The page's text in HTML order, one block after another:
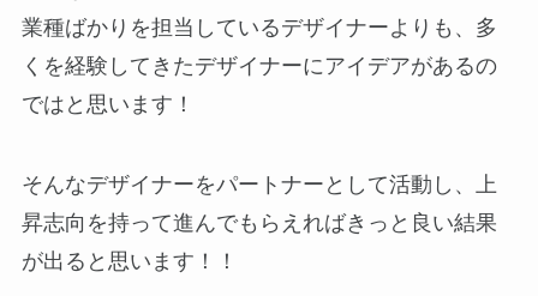
業種ばかりを担当しているデザイナーよりも、多
くを経験してきたデザイナーにアイデアがあるの
ではと思います！
そんなデザイナーをパートナーとして活動し、上
昇志向を持って進んでもらえればきっと良い結果
が出ると思います！！